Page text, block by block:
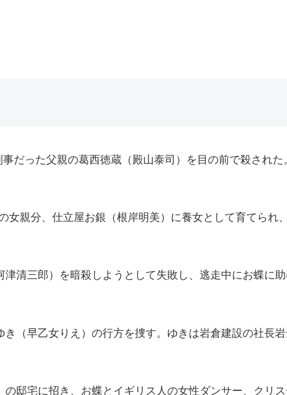
だった父親の葛西徳蔵（殿山泰司）を目の前で殺され
女親分、仕立屋お銀（根岸明美）に養女として育てられ
清三郎）を暗殺しようとして失敗し、逃走中にお蝶に
（早乙女りえ）の行方を捜す。ゆきは岩倉建設の社長
邸宅に招き、お蝶とイギリス人の女性ダンサー、クリ